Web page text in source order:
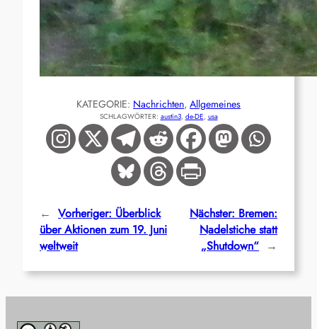
KATEGORIE: Nachrichten, Allgemeines
SCHLAGWÖRTER: austin3, de-DE, usa
← Vorheriger: Überblick
über Aktionen zum 19. Juni
weltweit
Nächster: Bremen:
Nadelstiche statt
„Shutdown“ →